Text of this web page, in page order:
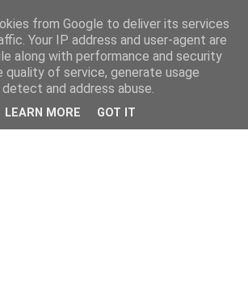
from Google to deliver its services
Your IP address and user-agent are
along with performance and security
quality of service, generate usage
and address abuse.
LEARN MORE GOT IT